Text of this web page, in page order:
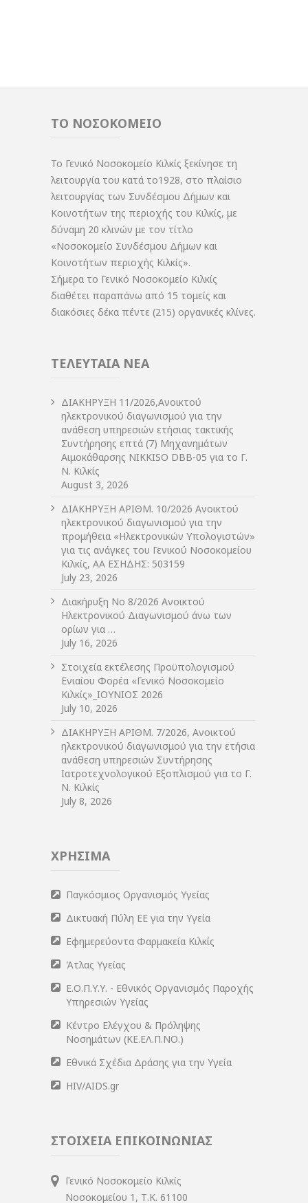
ΤΟ ΝΟΣΟΚΟΜΕΙΟ
Το Γενικό Νοσοκομείο Κιλκίς ξεκίνησε τη
λειτουργία του κατά το1928, στο πλαίσιο
λειτουργίας των Συνδέσμου Δήμων και
Κοινοτήτων της περιοχής του Κιλκίς, με
δύναμη 20 κλινών με τον τίτλο
«Νοσοκομείο Συνδέσμου Δήμων και
Κοινοτήτων περιοχής Κιλκίς».
Σήμερα το Γενικό Νοσοκομείο Κιλκίς
διαθέτει παραπάνω από 15 τομείς και
διακόσιες δέκα πέντε (215) οργανικές κλίνες.
ΤΕΛΕΥΤΑΙΑ ΝΕΑ
ΔIΑΚΗΡΥΞΗ 11/2026,Ανοικτού
ηλεκτρονικού διαγωνισμού για την
ανάθεση υπηρεσιών ετήσιας τακτικής
Συντήρησης επτά (7) Μηχανημάτων
Αιμοκάθαρσης NIKKISO DBB-05 για το Γ.
Ν. Κιλκίς
August 3, 2026
ΔIΑΚΗΡΥΞΗ ΑΡIΘΜ. 10/2026 Ανοικτού
ηλεκτρονικού διαγωνισμού για την
προμήθεια «Ηλεκτρονικών Υπολογιστών»
για τις ανάγκες του Γενικού Νοσοκομείου
Κιλκίς, ΑΑ ΕΣΗΔΗΣ: 503159
July 23, 2026
Διακήρυξη Νο 8/2026 Ανοικτού
Ηλεκτρονικού Διαγωνισμού άνω των
ορίων για …
July 16, 2026
Στοιχεία εκτέλεσης Προϋπολογισμού
Ενιαίου Φορέα «Γενικό Νοσοκομείο
Κιλκίς»_ΙΟΥΝΙΟΣ 2026
July 10, 2026
ΔIΑΚΗΡΥΞΗ ΑΡIΘΜ. 7/2026, Ανοικτού
ηλεκτρονικού διαγωνισμού για την ετήσια
ανάθεση υπηρεσιών Συντήρησης
Ιατροτεχνολογικού Εξοπλισμού για το Γ.
Ν. Κιλκίς
July 8, 2026
ΧΡΗΣΙΜΑ
Παγκόσμιος Οργανισμός Υγείας
Δικτυακή Πύλη ΕΕ για την Υγεία
Εφημερεύοντα Φαρμακεία Κιλκίς
Άτλας Υγείας
Ε.Ο.Π.Υ.Υ. - Εθνικός Οργανισμός Παροχής
Υπηρεσιών Υγείας
Κέντρο Ελέγχου & Πρόληψης
Νοσημάτων (ΚΕ.ΕΛ.Π.ΝΟ.)
Εθνικά Σχέδια Δράσης για την Υγεία
HIV/AIDS.gr
ΣΤΟΙΧΕΙΑ ΕΠΙΚΟΙΝΩΝΙΑΣ
Γενικό Νοσοκομείο Κιλκίς
Νοσοκομείου 1, Τ.Κ. 61100